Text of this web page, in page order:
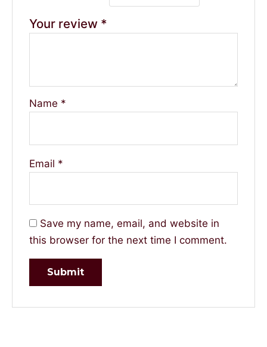
Your review *
Name *
Email *
Save my name, email, and website in
this browser for the next time I comment.